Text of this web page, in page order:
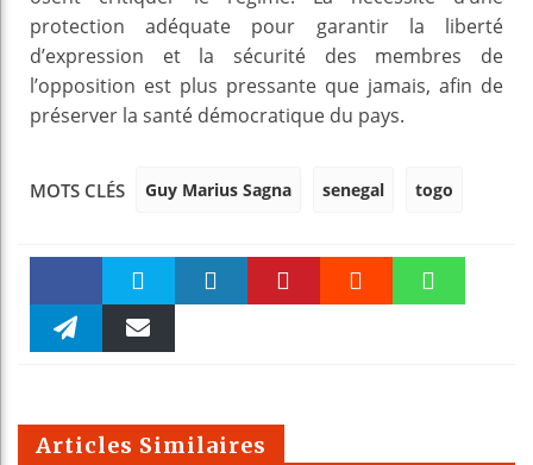
protection adéquate pour garantir la liberté
d’expression et la sécurité des membres de
l’opposition est plus pressante que jamais, afin de
préserver la santé démocratique du pays.
MOTS CLÉS Guy Marius Sagna senegal togo
Faceboo Twitter
m
Articles Similaires